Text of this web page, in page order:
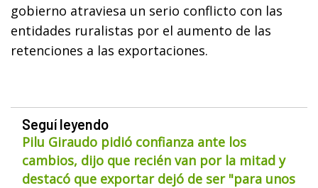
gobierno atraviesa un serio conflicto con las
entidades ruralistas por el aumento de las
retenciones a las exportaciones.
Seguí leyendo
Pilu Giraudo pidió confianza ante los
cambios, dijo que recién van por la mitad y
destacó que exportar dejó de ser "para unos